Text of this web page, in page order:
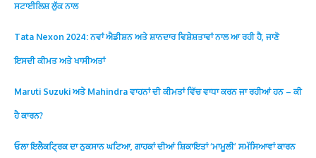
ਸਟਾਈਲਿਸ਼ ਲੁੱਕ ਨਾਲ
Tata Nexon 2024: ਨਵਾਂ ਐਡੀਸ਼ਨ ਅਤੇ ਸ਼ਾਨਦਾਰ ਵਿਸ਼ੇਸ਼ਤਾਵਾਂ ਨਾਲ ਆ ਰਹੀ ਹੈ, ਜਾਣੋ
ਇਸਦੀ ਕੀਮਤ ਅਤੇ ਖਾਸੀਅਤਾਂ
Maruti Suzuki ਅਤੇ Mahindra ਵਾਹਨਾਂ ਦੀ ਕੀਮਤਾਂ ਵਿੱਚ ਵਾਧਾ ਕਰਨ ਜਾ ਰਹੀਆਂ ਹਨ – ਕੀ
ਹੈ ਕਾਰਨ?
ਓਲਾ ਇਲੈਕਟ੍ਰਿਕ ਦਾ ਨੁਕਸਾਨ ਘਟਿਆ, ਗਾਹਕਾਂ ਦੀਆਂ ਸ਼ਿਕਾਇਤਾਂ ‘ਮਾਮੂਲੀ’ ਸਮੱਸਿਆਵਾਂ ਕਾਰਨ